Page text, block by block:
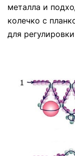
металла и
колечко с
для